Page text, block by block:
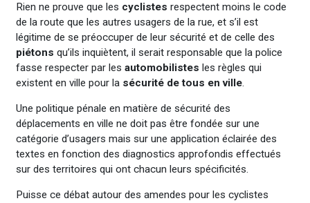
Rien ne prouve que les cyclistes respectent moins le code
de la route que les autres usagers de la rue, et s’il est
légitime de se préoccuper de leur sécurité et de celle des
piétons qu’ils inquiètent, il serait responsable que la police
fasse respecter par les automobilistes les règles qui
existent en ville pour la sécurité de tous en ville.
Une politique pénale en matière de sécurité des
déplacements en ville ne doit pas être fondée sur une
catégorie d’usagers mais sur une application éclairée des
textes en fonction des diagnostics approfondis effectués
sur des territoires qui ont chacun leurs spécificités.
Puisse ce débat autour des amendes pour les cyclistes